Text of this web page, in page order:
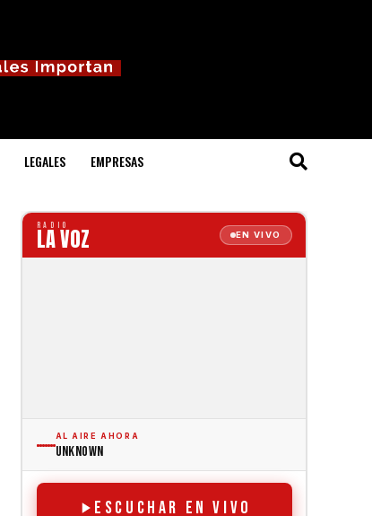
LEGALES EMPRESAS